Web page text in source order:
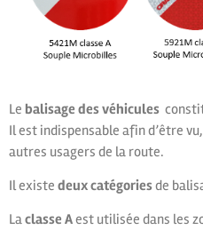
Le balisage des véhicules
Il est indispensable afin d’être
autres usagers de la route.
Il existe deux catégoriesde
Laclasse Aest utilisée dans les